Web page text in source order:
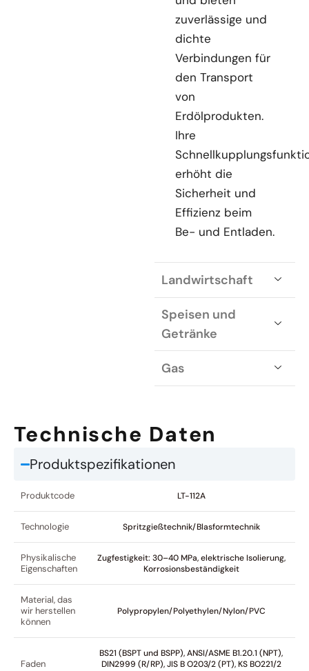
zuverlässige und
dichte
Verbindungen für
den Transport
von
Erdölprodukten.
Ihre
erhöht die
Sicherheit und
Effizienz beim
Be- und Entladen.
Landwirtschaft
Speisen und
Getränke
Gas
Technische Daten
Produktspezifikationen
Produktcode LT-112A
Technologie Spritzgießtechnik/Blasformtechnik
Physikalische
Eigenschaften
Zugfestigkeit: 30–40 MPa, elektrische Isolierung,
Korrosionsbeständigkeit
Material, das
wir herstellen
können
Polypropylen/Polyethylen/Nylon/PVC
Faden
BS21 (BSPT und BSPP), ANSI/ASME B1.20.1 (NPT),
DIN2999 (R/RP), JIS B O203/2 (PT), KS BO221/2